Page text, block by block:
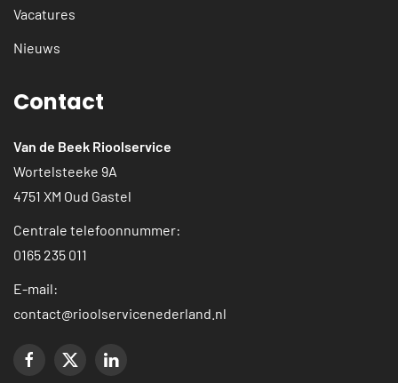
Vacatures
Nieuws
Contact
Van de Beek Rioolservice
Wortelsteeke 9A
4751 XM Oud Gastel
Centrale telefoonnummer:
0165 235 011
E-mail:
contact@rioolservicenederland.nl